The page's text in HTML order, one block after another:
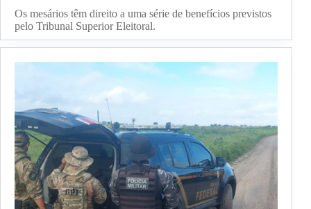
Os mesários têm direito a uma série de benefícios previstos
pelo Tribunal Superior Eleitoral.